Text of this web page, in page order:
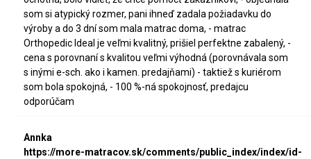
som si atypický rozmer, pani ihneď zadala požiadavku do
výroby a do 3 dní som mala matrac doma, - matrac
Orthopedic Ideal je veľmi kvalitný, prišiel perfektne zabalený, -
cena s porovnaní s kvalitou veľmi výhodná (porovnávala som
s inými e-sch. ako i kamen. predajňami) - taktiež s kuriérom
som bola spokojná, - 100 %-ná spokojnosť, predajcu
odporúčam
Annka
https://more-matracov.sk/comments/public_index/index/id-